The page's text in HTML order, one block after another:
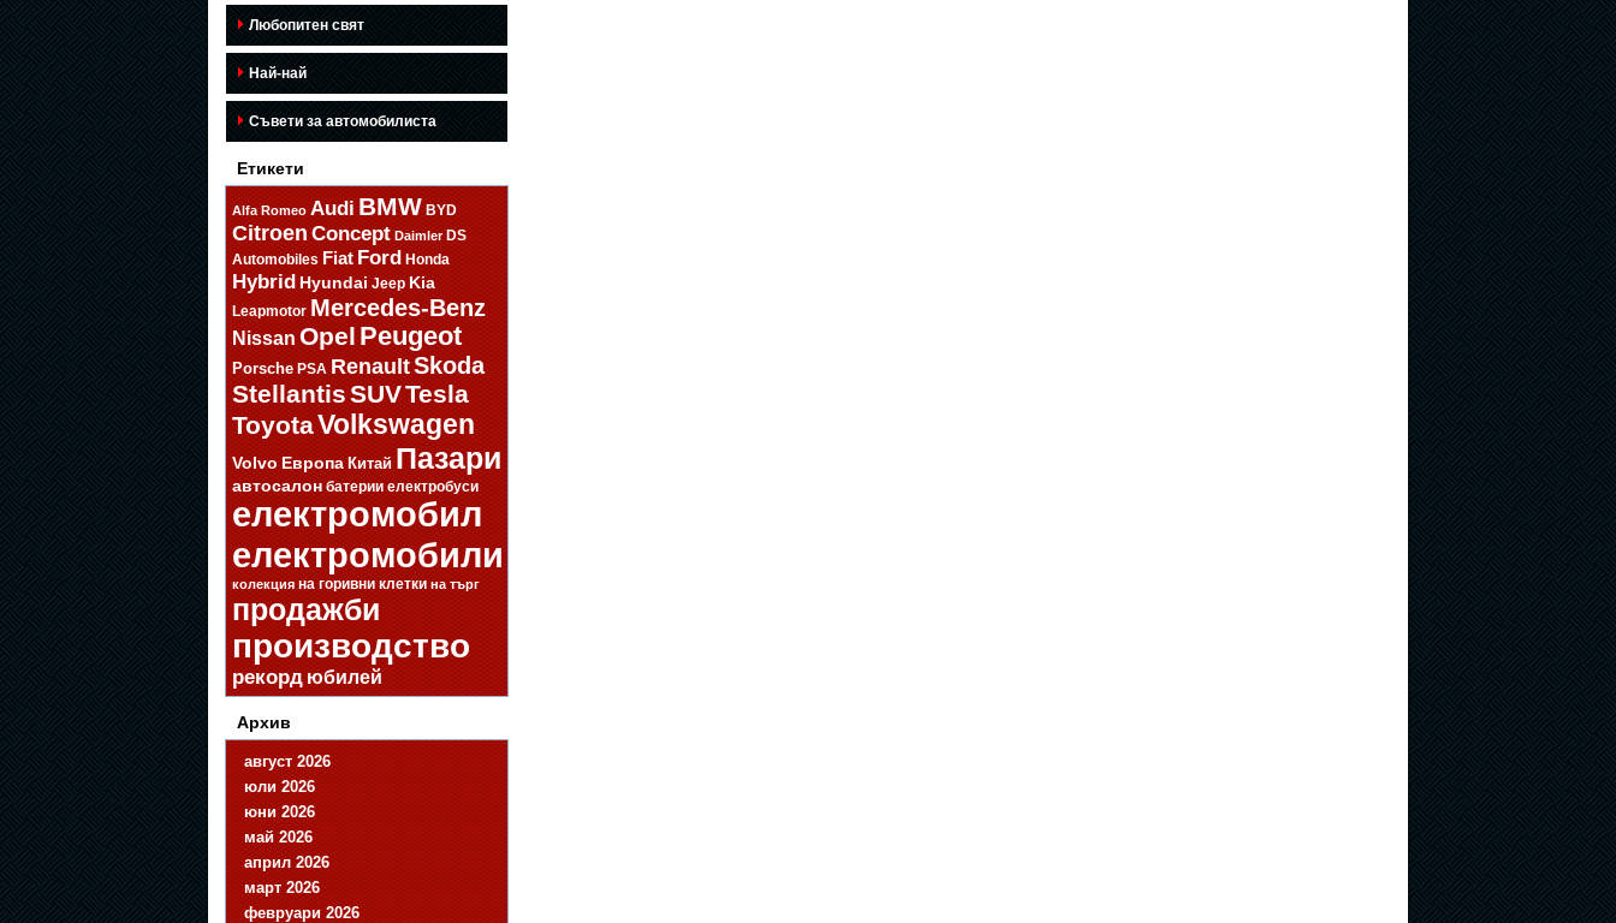
Любопитен свят
Най-най
Съвети за автомобилиста
Етикети
Alfa Romeo Audi BMW BYD
Citroen Concept Daimler DS
Automobiles Fiat Ford Honda
HybridHyundai Jeep Kia
Leapmotor Mercedes-Benz
Nissan Opel Peugeot
Porsche PSA RenaultSkoda
StellantisSUVTesla
ToyotaVolkswagen
Volvo Европа Китай Пазари
автосалон батерии електробуси
електромобил
електромобили
колекция на горивни клетки на търг
продажби
производство
рекорд юбилей
Архив
август 2026
юли 2026
юни 2026
май 2026
април 2026
март 2026
февруари 2026